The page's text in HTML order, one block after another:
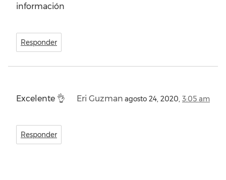
información
Responder
Eri Guzman agosto 24, 2020, 3:05 am
Excelente 👌
Responder